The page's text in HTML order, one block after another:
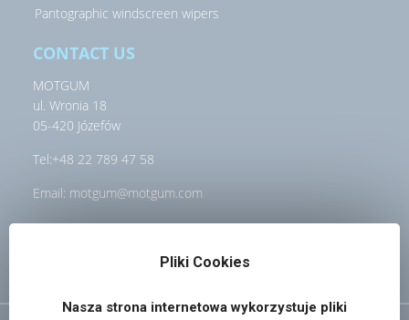
Pliki Cookies
Nasza strona internetowa wykorzystuje pliki
Pantographic windscreen wipers
CONTACT US
MOTGUM
ul. Wronia 18
05-420 Józefów
Tel:+48 22 789 47 58
Email: motgum@motgum.com